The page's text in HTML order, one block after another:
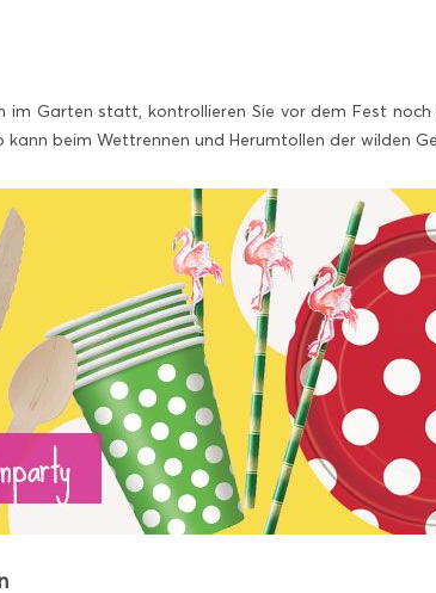
Garten statt, kontrollieren Sie vor dem Fest
kann beim Wettrennen und Herumtollen der wilden